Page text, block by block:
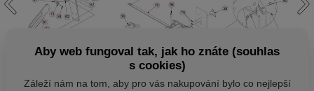
Aby web fungoval tak, jak ho znáte (souhlas
s cookies)
Záleží nám na tom, aby pro vás nakupování bylo co nejlepší